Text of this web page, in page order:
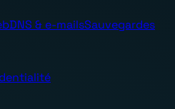
DNS & e-mailsSauvegardes